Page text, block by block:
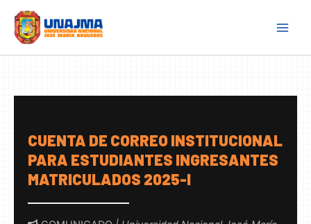
content
CUENTA DE CORREO INSTITUCIONAL
PARA ESTUDIANTES INGRESANTES
MATRICULADOS 2025-I